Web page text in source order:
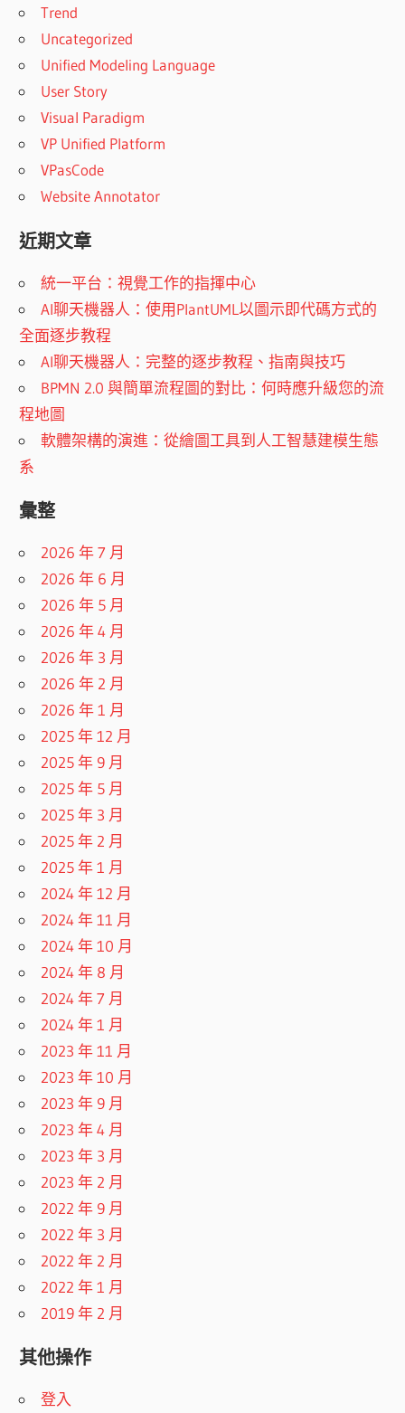
Trend
Uncategorized
Unified Modeling Language
User Story
Visual Paradigm
VP Unified Platform
VPasCode
Website Annotator
近期文章
統一平台：視覺工作的指揮中心
AI聊天機器人：使用PlantUML以圖示即代碼方式的
全面逐步教程
AI聊天機器人：完整的逐步教程、指南與技巧
BPMN 2.0 與簡單流程圖的對比：何時應升級您的流
程地圖
軟體架構的演進：從繪圖工具到人工智慧建模生態
系
彙整
2026 年 7 月
2026 年 6 月
2026 年 5 月
2026 年 4 月
2026 年 3 月
2026 年 2 月
2026 年 1 月
2025 年 12 月
2025 年 9 月
2025 年 5 月
2025 年 3 月
2025 年 2 月
2025 年 1 月
2024 年 12 月
2024 年 11 月
2024 年 10 月
2024 年 8 月
2024 年 7 月
2024 年 1 月
2023 年 11 月
2023 年 10 月
2023 年 9 月
2023 年 4 月
2023 年 3 月
2023 年 2 月
2022 年 9 月
2022 年 3 月
2022 年 2 月
2022 年 1 月
2019 年 2 月
其他操作
登入